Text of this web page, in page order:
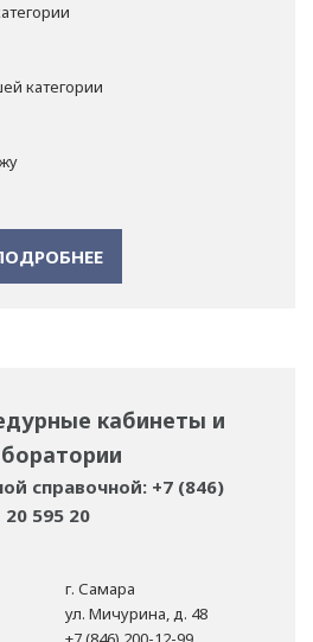
категории
кабинеты и
справочной: +7 (846)
20 595 20
г. Самара
ул. Мичурина, д. 48